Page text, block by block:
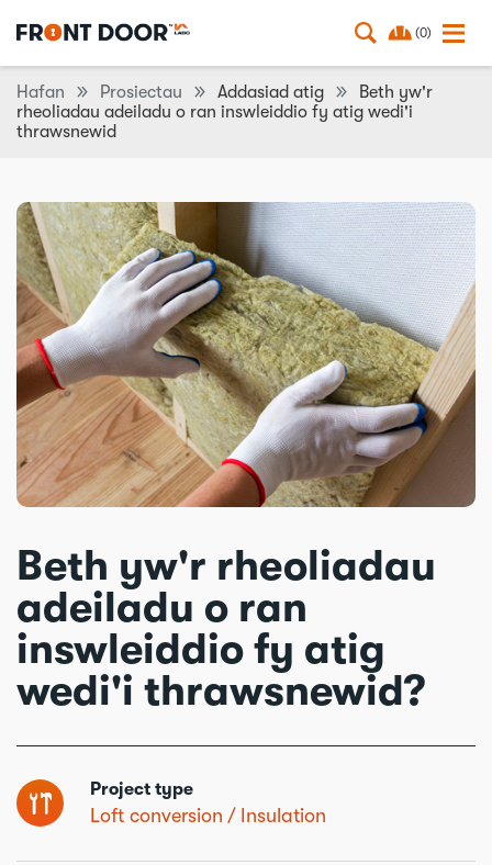
(0)
Hafan Prosiectau Addasiad atig
Beth yw'r
rheoliadau adeiladu o ran inswleiddio fy atig wedi'i
thrawsnewid
Beth yw'r rheoliadau
adeiladu o ran
inswleiddio fy atig
wedi'i thrawsnewid?
Project type
Loft conversion Insulation